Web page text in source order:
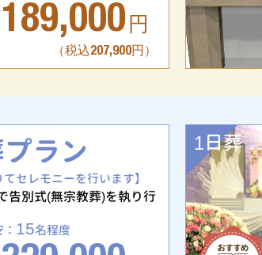
189,000 円
（税込207,900円）
ラン
セレモニーを行います】
告別式(無宗教葬)を執り行
15名程度
1日葬